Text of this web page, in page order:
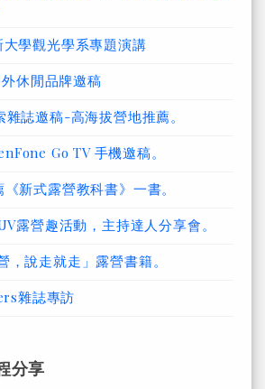
學觀光學系專題演講
休閒品牌邀稿
誌邀稿-高海拔營地推薦。
Go TV 手機邀稿。
新式露營教科書》一書。
露營趣活動，主持達人分享會。
，說走就走」露營書籍。
雜誌專訪
分享